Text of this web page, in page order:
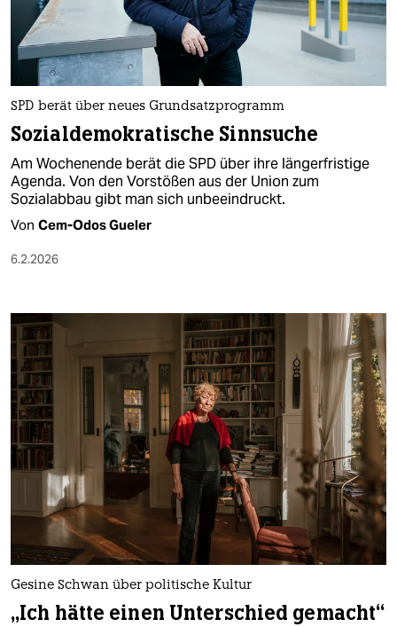
nord
wahrheit
verlag
verlag
veranstaltungen
shop
fragen & hilfe
abo
genossenschaft
epaper login
SPD berät über neues Grundsatzprogramm
Sozialdemokratische Sinnsuche
Am Wochenende berät die SPD über ihre längerfristige
Agenda. Von den Vorstößen aus der Union zum
Sozialabbau gibt man sich unbeeindruckt.
Von Cem-Odos Gueler
6.2.2026
Gesine Schwan über politische Kultur
„Ich hätte einen Unterschied gemacht“